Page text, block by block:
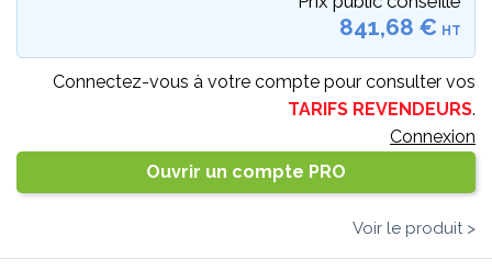
841,68 € HT
Connectez-vous à votre compte pour consulter vos
TARIFS REVENDEURS.
Connexion
Ouvrir un compte PRO
Voir le produit >